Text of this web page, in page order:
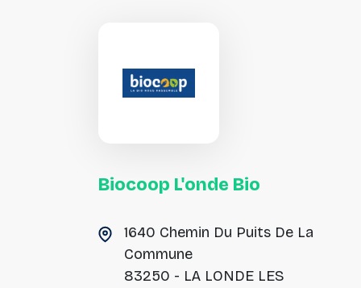
Biocoop L'onde Bio
1640 Chemin Du Puits De La
Commune
83250 - LA LONDE LES